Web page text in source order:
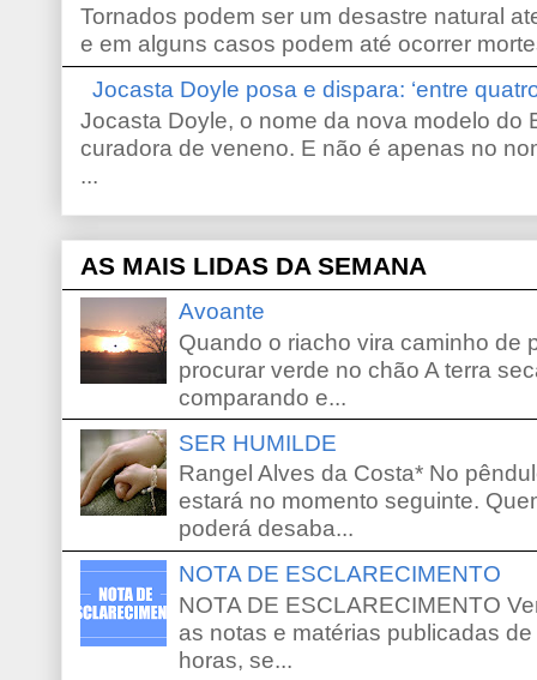
Tornados podem ser um desastre natural
e em alguns casos podem até ocorrer
Jocasta Doyle posa e dispara: ‘entre
Jocasta Doyle, o nome da nova modelo do
curadora de veneno. E não é apenas no
...
AS MAIS LIDAS DA SEMANA
Avoante
Quando o riacho vira caminho de
procurar verde no chão A terra
comparando e...
SER HUMILDE
Rangel Alves da Costa* No
estará no momento seguinte.
poderá desaba...
NOTA DE ESCLARECIMENTO
NOTA DE ESCLARECIMENTO
as notas e matérias publicadas
horas, se...